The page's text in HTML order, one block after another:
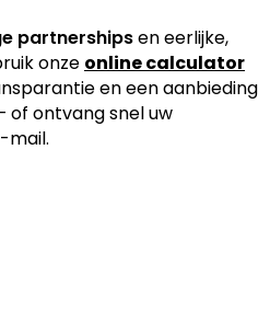
partnershipsen eerlijke,
onze online calculator
en een aanbieding
of ontvang snel uw
mail.